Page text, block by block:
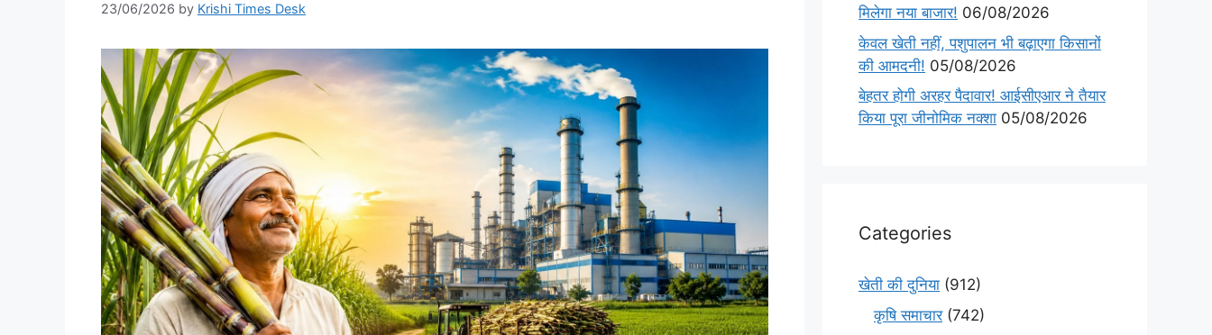
23/06/2026 by Krishi Times Desk
मिलेगा नया बाजार! 06/08/2026
केवल खेती नहीं, पशुपालन भी बढ़ाएगा किसानों
की आमदनी! 05/08/2026
बेहतर होगी अरहर पैदावार! आईसीएआर ने तैयार
किया पूरा जीनोमिक नक्शा 05/08/2026
Categories
खेती की दुनिया (912)
कृषि समाचार(742)